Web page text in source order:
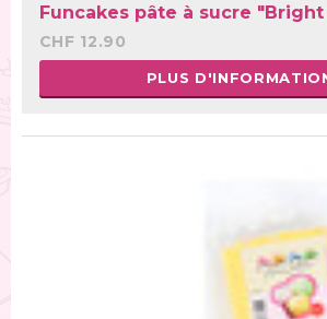
Funcakes pâte à sucre
CHF 12.90
PLUS